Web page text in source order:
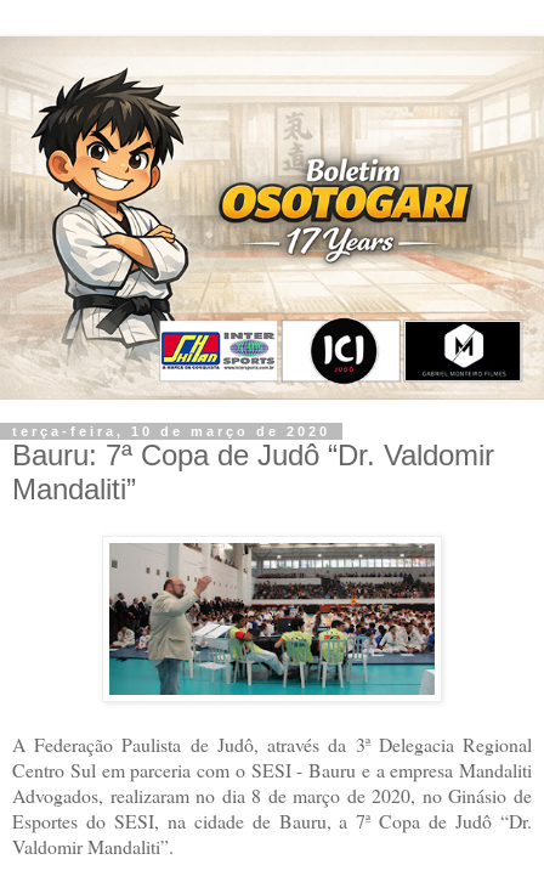
terça-feira, 10 de março de 2020
Bauru: 7ª Copa de Judô “Dr. Valdomir
Mandaliti”
A Federação Paulista de Judô, através da 3ª Delegacia Regional
Centro Sul em parceria com o SESI - Bauru e a empresa Mandaliti
Advogados, realizaram no dia 8 de março de 2020, no Ginásio de
Esportes do SESI, na cidade de Bauru, a 7ª Copa de Judô “Dr.
Valdomir Mandaliti”.